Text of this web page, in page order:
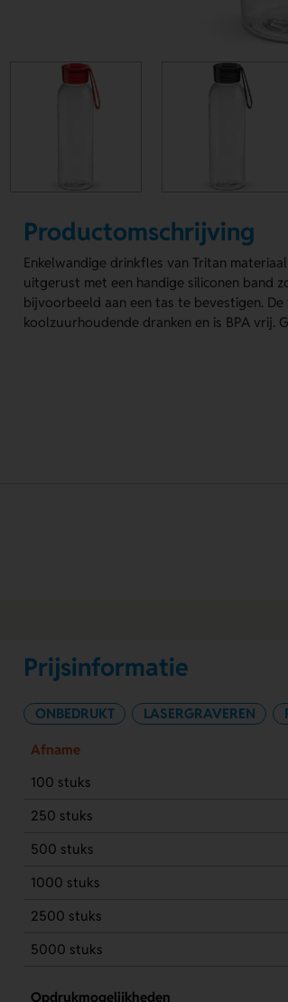
Productomschrijving
Enkelwandige drinkfles van Tritan
uitgerust met een handige siliconen band
bijvoorbeeld aan een tas te bevestigen.
koolzuurhoudende dranken en is BPA vrij.
Prijsinformatie
ONBEDRUKT LASERGRAVEREN
Afname
100 stuks
250 stuks
500 stuks
1000 stuks
2500 stuks
5000 stuks
Opdrukmogelijkheden